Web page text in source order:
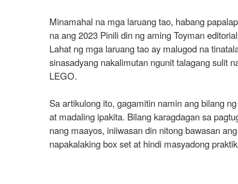
Minamahal na mga laruang tao, habang
na ang 2023 Pinili din ng aming Toyman
Lahat ng mga laruang tao ay malugod na
sinasadyang nakalimutan ngunit talagang sulit
LEGO.
Sa artikulong ito, gagamitin namin ang bilang
at madaling ipakita. Bilang karagdagan sa
nang maayos, iniiwasan din nitong bawasan
napakalaking box set at hindi masyadong